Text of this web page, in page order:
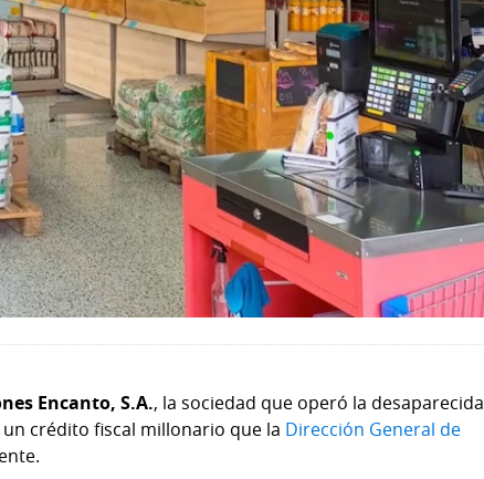
Encanto, S.A., la sociedad que operó la desaparecida
un crédito fiscal millonario que la Dirección General de